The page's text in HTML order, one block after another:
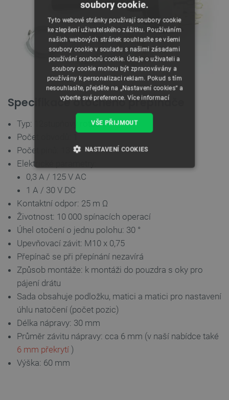
Specifikace otočného přepínače
Typ: 12stupňový rotační
Počet obvodů: 1
Počet pinů: 13
Elektrické parametry:
0,3 A / 125 V AC
1 A / 30 V DC
Kontaktní odpor: 25 m Ω
Životnost: 10 000 spínacích operací
Úhel otočení o jednu polohu: 30 °
Upevňovací závit: M10 x 0,75
Přepínač se při přepínání nezavírá
Způsob montáže: k montáži do pouzdra s oky pro
pájení drátu
Sada obsahuje podložku, matici a matici pro nastavení
úhlu natočení (počet pozic)
Délka nápravy: 30 mm
Průměr závitu nápravy: cca 6 mm (v naší nabídce také
6 mm překrytí )
Výška: 60 mm
soubory cookie.
Tyto webové stránky používají soubory cookie
ke zlepšení uživatelského zážitku. Používáním
našich webových stránek souhlasíte se všemi
soubory cookie v souladu s našimi zásadami
používání souborů cookie. Údaje o uživateli a
soubory cookie mohou být zpracovávány a
používány k personalizaci reklam. Pokud s tím
nesouhlasíte, přejděte na „Nastavení cookies“ a
vyberte své preference. Více informací
VŠE PŘIJMOUT
NASTAVENÍ COOKIES
NEZBYTNĚ NUTNÉ SOUBORY
SOUBORY CÍLENÍ
FUNKČNÍ SOUBORY
Nezbytně nutné soubory Výkonové soubory
Soubory cílení
Nezbytně nutné soubory cookie umožňují základní
funkce webových stránek, jako je přihlášení
uživatele a správa účtu. Webové stránky nelze bez
nezbytně nutných souborů cookie správně